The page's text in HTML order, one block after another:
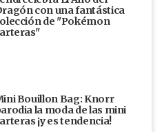
con una fantástica
de "Pokémon
Bouillon Bag: Knorr
la moda de las mini
¡y es tendencia!